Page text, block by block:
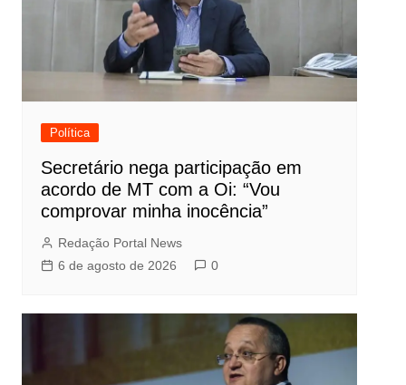
Política
Secretário nega participação em
acordo de MT com a Oi: “Vou
comprovar minha inocência”
Redação Portal News
6 de agosto de 2026
0